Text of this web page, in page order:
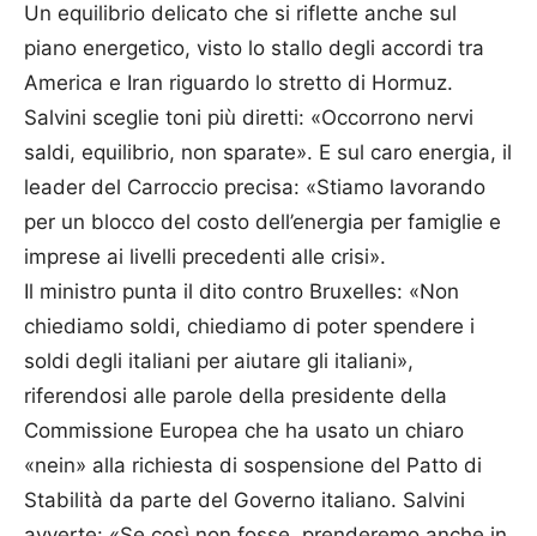
Un equilibrio delicato che si riflette anche sul
piano energetico, visto lo stallo degli accordi tra
America e Iran riguardo lo stretto di Hormuz.
Salvini sceglie toni più diretti: «Occorrono nervi
saldi, equilibrio, non sparate». E sul caro energia, il
leader del Carroccio precisa: «Stiamo lavorando
per un blocco del costo dell’energia per famiglie e
imprese ai livelli precedenti alle crisi».
Il ministro punta il dito contro Bruxelles: «Non
chiediamo soldi, chiediamo di poter spendere i
soldi degli italiani per aiutare gli italiani»,
riferendosi alle parole della presidente della
Commissione Europea che ha usato un chiaro
«nein» alla richiesta di sospensione del Patto di
Stabilità da parte del Governo italiano. Salvini